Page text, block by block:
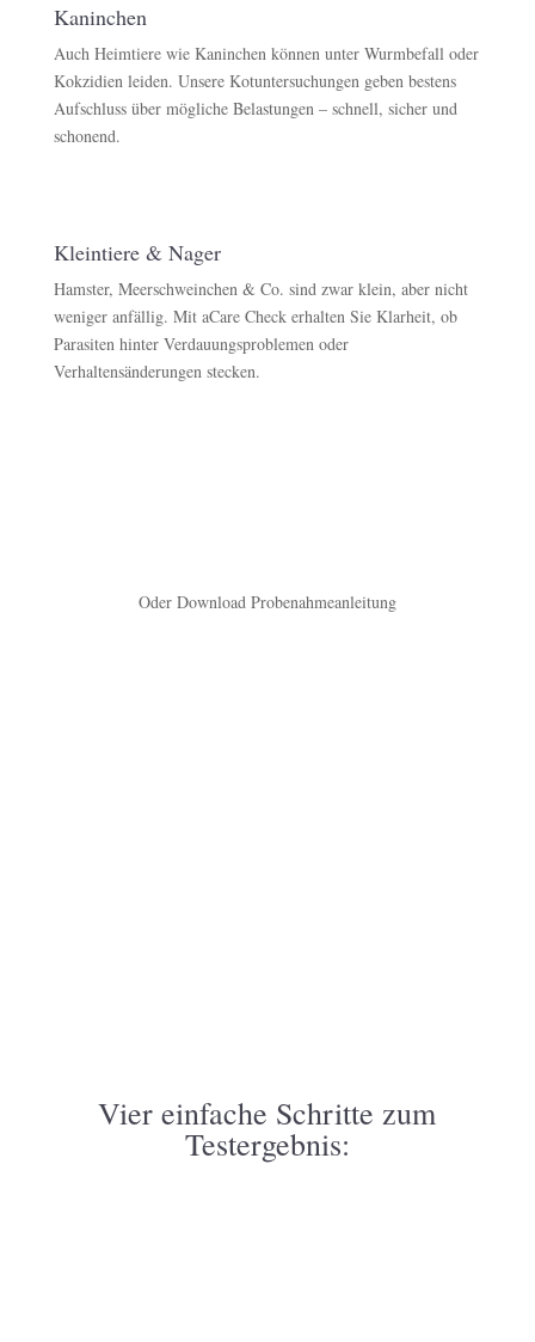
Kaninchen
Auch Heimtiere wie Kaninchen können unter Wurmbefall oder
Kokzidien leiden. Unsere Kotuntersuchungen geben bestens
Aufschluss über mögliche Belastungen – schnell, sicher und
schonend.
Kleintiere & Nager
Hamster, Meerschweinchen & Co. sind zwar klein, aber nicht
weniger anfällig. Mit aCare Check erhalten Sie Klarheit, ob
Parasiten hinter Verdauungsproblemen oder
Verhaltensänderungen stecken.
Oder Download Probenahmeanleitung
Vier einfache Schritte zum
Testergebnis: